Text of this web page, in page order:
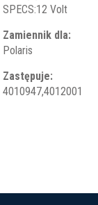
SPECS:12 Volt
Zamiennik dla:
Polaris
Zastępuje:
4010947,4012001